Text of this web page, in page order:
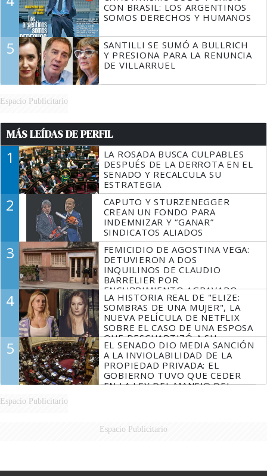
CON BRASIL: LOS ARGENTINOS
SOMOS DERECHOS Y HUMANOS
5
SANTILLI SE SUMÓ A BULLRICH
Y PRESIONA PARA LA RENUNCIA
DE VILLARRUEL
Espacio Publicitario
MÁS LEÍDAS DE PERFIL
1
LA ROSADA BUSCA CULPABLES
DESPUÉS DE LA DERROTA EN EL
SENADO Y RECALCULA SU
ESTRATEGIA
2
CAPUTO Y STURZENEGGER
CREAN UN FONDO PARA
INDEMNIZAR Y “GANAR”
SINDICATOS ALIADOS
3
FEMICIDIO DE AGOSTINA VEGA:
DETUVIERON A DOS
INQUILINOS DE CLAUDIO
BARRELIER POR
ENCUBRIMIENTO AGRAVADO
4
LA HISTORIA REAL DE "ELIZE:
SOMBRAS DE UNA MUJER", LA
NUEVA PELÍCULA DE NETFLIX
SOBRE EL CASO DE UNA ESPOSA
QUE DESCUARTIZÓ A SU
MARIDO
5
EL SENADO DIO MEDIA SANCIÓN
A LA INVIOLABILIDAD DE LA
PROPIEDAD PRIVADA: EL
GOBIERNO TUVO QUE CEDER
EN LA LEY DEL MANEJO DEL
Espacio Publicitario
Espacio Publicitario